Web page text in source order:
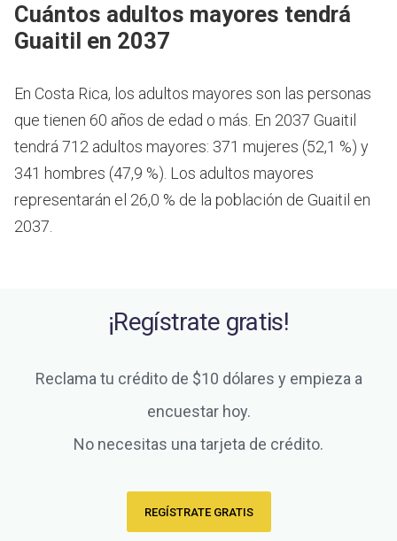
Cuántos adultos mayores tendrá
Guaitil en 2037
En Costa Rica, los adultos mayores son las personas
que tienen 60 años de edad o más. En 2037 Guaitil
tendrá 712 adultos mayores: 371 mujeres (52,1 %) y
341 hombres (47,9 %). Los adultos mayores
representarán el 26,0 % de la población de Guaitil en
2037.
¡Regístrate gratis!
Reclama tu crédito de $10 dólares y empieza a
encuestar hoy.
No necesitas una tarjeta de crédito.
REGÍSTRATE GRATIS